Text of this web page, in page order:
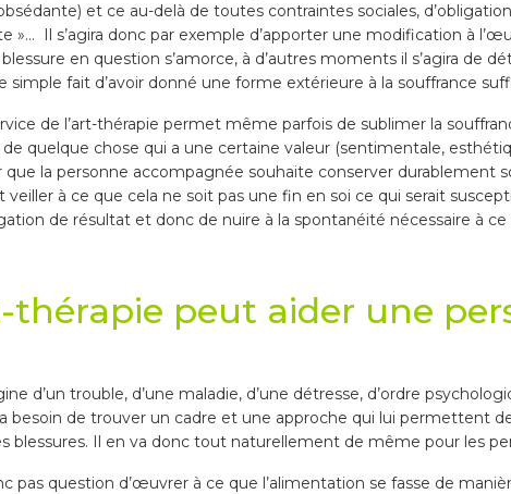
et ce au-delà de toutes contraintes sociales,
»…
Il s’agira donc par exemple d’apporter une modification à
en question s’amorce, à d’autres moments il s’agira de
simple fait d’avoir donné une forme extérieure à la souffrance
de l’art-thérapie permet même parfois de sublimer la
quelque chose qui a une certaine valeur (sentimentale,
la personne accompagnée souhaite conserver durablement
à ce que cela ne soit pas une fin en soi ce qui serait
de résultat et donc de nuire à la spontanéité nécessaire à ce
thérapie peut aider une
d’un trouble, d’une maladie, d’une détresse, d’ordre
besoin de trouver un cadre et une approche qui lui permettent
blessures. Il en va donc tout naturellement de même pour les
pas question d’œuvrer à ce que l’alimentation se fasse de